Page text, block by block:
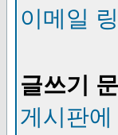
이메일
글쓰기
게시판